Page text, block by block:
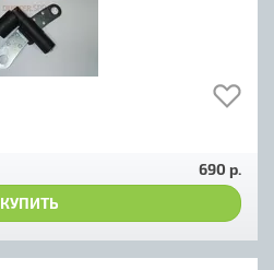
690 р.
КУПИТЬ